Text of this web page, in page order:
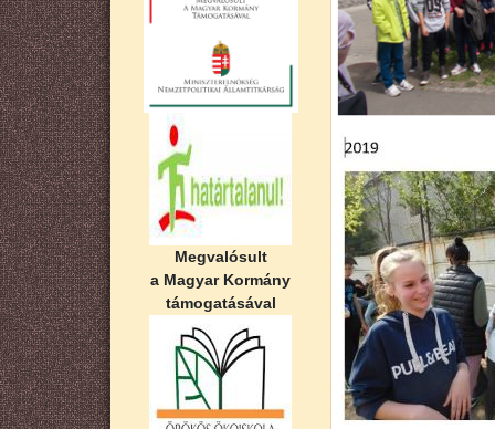
Megvalósult
a Magyar Kormány
támogatásával